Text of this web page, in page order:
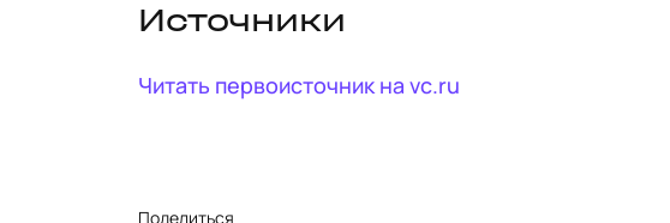
Источники
Читать первоисточник на vc.ru
Поделиться